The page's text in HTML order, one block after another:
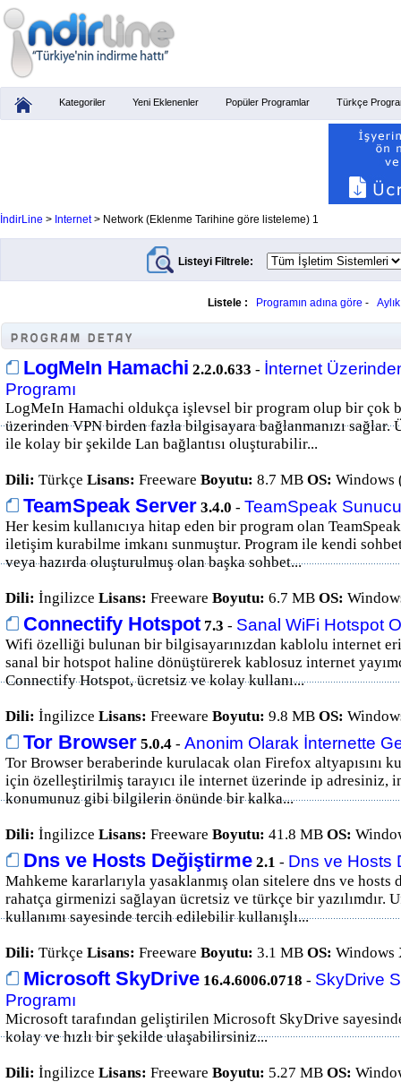
Kategoriler Yeni Eklenenler Popüler Programlar Türkçe
İndirLine > Internet> Network (Eklenme Tarihine göre listeleme) 1
Listeyi Filtrele:
Listele : Programın adına göre -
LogMeIn Hamachi 2.2.0.633 - İnternet
Programı
LogMeIn Hamachi oldukça işlevsel bir program olup bir çok
üzerinden VPN birden fazla bilgisayara bağlanmanızı sağlar.
ile kolay bir şekilde Lan bağlantısı oluşturabilir...
Dili: Türkçe Lisans: Freeware Boyutu: 8.7 MB OS: Windows
TeamSpeak Server 3.4.0 - TeamSpeak
Her kesim kullanıcıya hitap eden bir program olan
iletişim kurabilme imkanı sunmuştur. Program ile kendi
veya hazırda oluşturulmuş olan başka sohbet...
Dili: İngilizce Lisans: Freeware Boyutu: 6.7 MB OS:
Connectify Hotspot 7.3 - Sanal WiFi Hotspot
Wifi özelliği bulunan bir bilgisayarınızdan kablolu internet
sanal bir hotspot haline dönüştürerek kablosuz internet
Connectify Hotspot, ücretsiz ve kolay kullanı...
Dili: İngilizce Lisans: Freeware Boyutu: 9.8 MB OS:
Tor Browser 5.0.4 - Anonim Olarak İnternette
Tor Browser beraberinde kurulacak olan Firefox altyapısını
için özelleştirilmiş tarayıcı ile internet üzerinde ip adresiniz,
konumunuz gibi bilgilerin önünde bir kalka...
Dili: İngilizce Lisans: Freeware Boyutu: 41.8 MB OS:
Dns ve Hosts Değiştirme 2.1 - Dns ve Hosts
Mahkeme kararlarıyla yasaklanmış olan sitelere dns ve
rahatça girmenizi sağlayan ücretsiz ve türkçe bir yazılımdır.
kullanımı sayesinde tercih edilebilir kullanışlı...
Dili: Türkçe Lisans: Freeware Boyutu: 3.1 MB OS: Windows
Microsoft SkyDrive 16.4.6006.0718 - SkyDrive
Programı
Microsoft tarafından geliştirilen Microsoft SkyDrive
kolay ve hızlı bir şekilde ulaşabilirsiniz...
Dili: İngilizce Lisans: Freeware Boyutu: 5.27 MB OS: